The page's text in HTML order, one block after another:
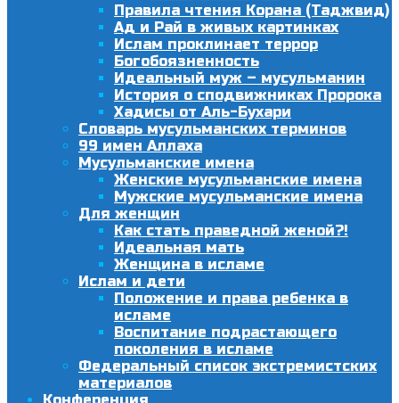
Правила чтения Корана (Таджвид)
Ад и Рай в живых картинках
Ислам проклинает террор
Богобоязненность
Идеальный муж – мусульманин
История о сподвижниках Пророка
Хадисы от Аль-Бухари
Словарь мусульманских терминов
99 имен Аллаха
Мусульманские имена
Женские мусульманские имена
Мужские мусульманские имена
Для женщин
Как стать праведной женой?!
Идеальная мать
Женщина в исламе
Ислам и дети
Положение и права ребенка в
исламе
Воспитание подрастающего
поколения в исламе
Федеральный список экстремистских
материалов